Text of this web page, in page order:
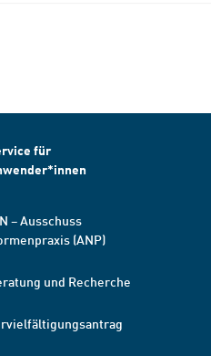
für
– Ausschuss
(ANP)
und Recherche